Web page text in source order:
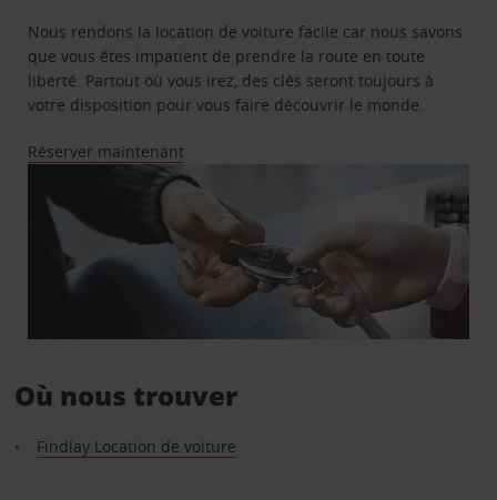
Nous rendons la location de voiture facile car nous savons
que vous êtes impatient de prendre la route en toute
liberté. Partout où vous irez, des clés seront toujours à
votre disposition pour vous faire découvrir le monde.
Réserver maintenant
Où nous trouver
Findlay Location de voiture